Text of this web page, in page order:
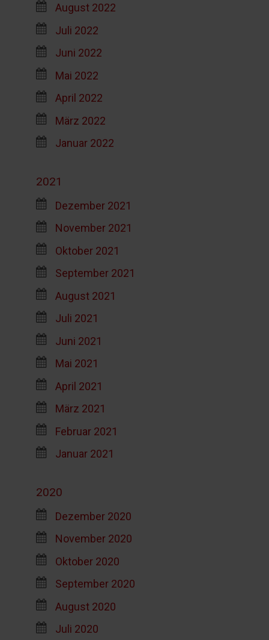
August 2022
Juli 2022
Juni 2022
Mai 2022
April 2022
März 2022
Januar 2022
2021
Dezember 2021
November 2021
Oktober 2021
September 2021
August 2021
Juli 2021
Juni 2021
Mai 2021
April 2021
März 2021
Februar 2021
Januar 2021
2020
Dezember 2020
November 2020
Oktober 2020
September 2020
August 2020
Juli 2020